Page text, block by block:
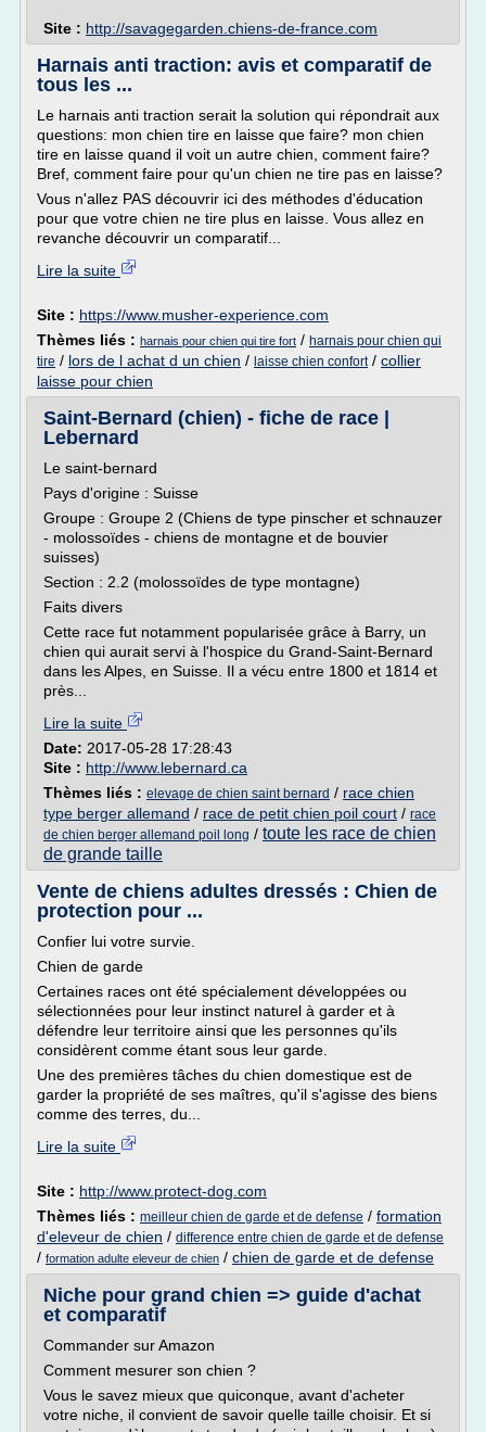
Site : http://savagegarden.chiens-de-france.com
Harnais anti traction: avis et comparatif de
tous les ...
Le harnais anti traction serait la solution qui répondrait aux
questions: mon chien tire en laisse que faire? mon chien
tire en laisse quand il voit un autre chien, comment faire?
Bref, comment faire pour qu'un chien ne tire pas en laisse?
Vous n'allez PAS découvrir ici des méthodes d'éducation
pour que votre chien ne tire plus en laisse. Vous allez en
revanche découvrir un comparatif...
Lire la suite
Site : https://www.musher-experience.com
Thèmes liés : harnais pour chien qui tire fort / harnais pour chien qui
tire / lors de l achat d un chien / laisse chien confort/ collier
laisse pour chien
Saint-Bernard (chien) - fiche de race |
Lebernard
Le saint-bernard
Pays d'origine : Suisse
Groupe : Groupe 2 (Chiens de type pinscher et schnauzer
- molossoïdes - chiens de montagne et de bouvier
suisses)
Section : 2.2 (molossoïdes de type montagne)
Faits divers
Cette race fut notamment popularisée grâce à Barry, un
chien qui aurait servi à l'hospice du Grand-Saint-Bernard
dans les Alpes, en Suisse. Il a vécu entre 1800 et 1814 et
près...
Lire la suite
Date: 2017-05-28 17:28:43
Site : http://www.lebernard.ca
Thèmes liés : elevage de chien saint bernard / race chien
type berger allemand / race de petit chien poil court / race
de chien berger allemand poil long / toute les race de chien
de grande taille
Vente de chiens adultes dressés : Chien de
protection pour ...
Confier lui votre survie.
Chien de garde
Certaines races ont été spécialement développées ou
sélectionnées pour leur instinct naturel à garder et à
défendre leur territoire ainsi que les personnes qu'ils
considèrent comme étant sous leur garde.
Une des premières tâches du chien domestique est de
garder la propriété de ses maîtres, qu'il s'agisse des biens
comme des terres, du...
Lire la suite
Site : http://www.protect-dog.com
Thèmes liés : meilleur chien de garde et de defense / formation
d'eleveur de chien / difference entre chien de garde et de defense
/ formation adulte eleveur de chien / chien de garde et de defense
Niche pour grand chien => guide d'achat
et comparatif
Commander sur Amazon
Comment mesurer son chien ?
Vous le savez mieux que quiconque, avant d'acheter
votre niche, il convient de savoir quelle taille choisir. Et si